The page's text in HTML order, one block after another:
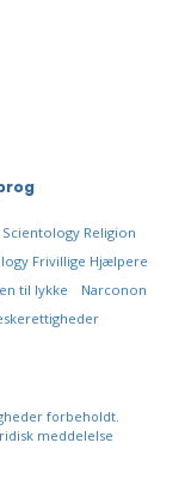
Scientology Religion
Frivillige Hjælpere
til lykke
Narconon
forbeholdt.
meddelelse